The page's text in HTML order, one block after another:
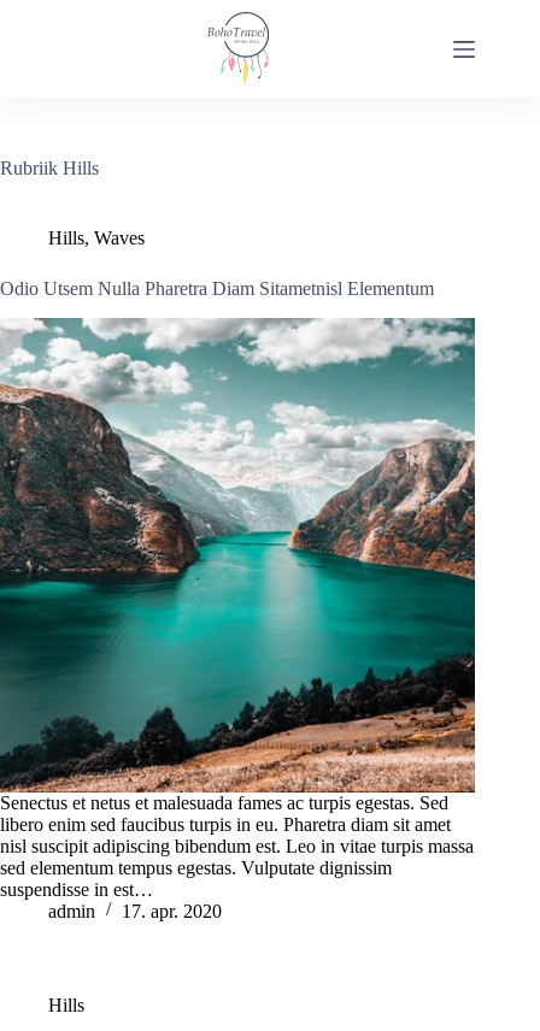
Rubriik Hills
Hills, Waves
Odio Utsem Nulla Pharetra Diam Sitametnisl Elementum
Senectus et netus et malesuada fames ac turpis egestas. Sed
libero enim sed faucibus turpis in eu. Pharetra diam sit amet
nisl suscipit adipiscing bibendum est. Leo in vitae turpis massa
sed elementum tempus egestas. Vulputate dignissim
suspendisse in est…
admin
17. apr. 2020
Hills